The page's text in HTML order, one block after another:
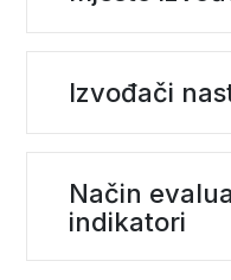
Izvođači
Način
indikatori